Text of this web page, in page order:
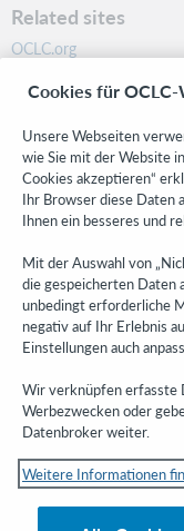
Related sites
OCLC.org
Community
Research
WebJunction
Developer Network
Stay in the know.
Get the latest product
right to your inbox.
Subscribe now
© 2023 OCLC
Cookies für
Unsere Webseiten
wie Sie mit der Website
Cookies akzeptieren“
Ihr Browser diese Daten
Ihnen ein besseres und
Mit der Auswahl von
die gespeicherten Daten
unbedingt erforderliche
negativ auf Ihr Erlebnis
Einstellungen auch
Wir verknüpfen erfasste
Werbezwecken oder
Datenbroker weiter.
Weitere Informationen